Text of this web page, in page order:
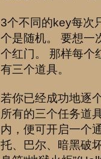
3个不同的key每次
个是随机。 要想一
个红门。 那样每个
有三个道具。
若你已经成功地逐
所有的三个任务道
内，便可开启一个
托、巴尔、暗黑破